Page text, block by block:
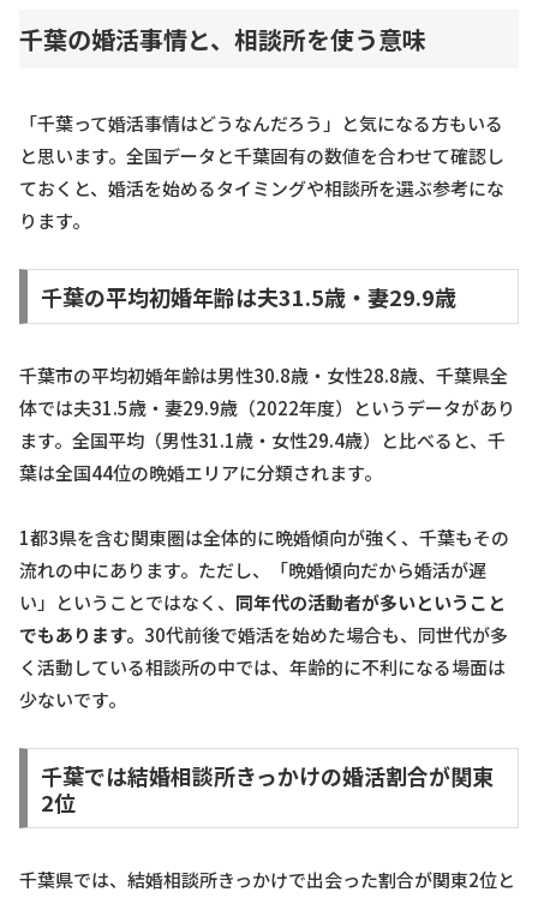
千葉の婚活事情と、相談所を使う意味
「千葉って婚活事情はどうなんだろう」と気になる方もいる
と思います。全国データと千葉固有の数値を合わせて確認し
ておくと、婚活を始めるタイミングや相談所を選ぶ参考にな
ります。
千葉の平均初婚年齢は夫31.5歳・妻29.9歳
千葉市の平均初婚年齢は男性30.8歳・女性28.8歳、千葉県全
体では夫31.5歳・妻29.9歳（2022年度）というデータがあり
ます。全国平均（男性31.1歳・女性29.4歳）と比べると、千
葉は全国44位の晩婚エリアに分類されます。
1都3県を含む関東圏は全体的に晩婚傾向が強く、千葉もその
流れの中にあります。ただし、「晩婚傾向だから婚活が遅
い」ということではなく、 同年代の活動者が多いということ
でもあります。 30代前後で婚活を始めた場合も、同世代が多
く活動している相談所の中では、年齢的に不利になる場面は
少ないです。
千葉では結婚相談所きっかけの婚活割合が関東
2位
千葉県では、結婚相談所きっかけで出会った割合が関東2位と